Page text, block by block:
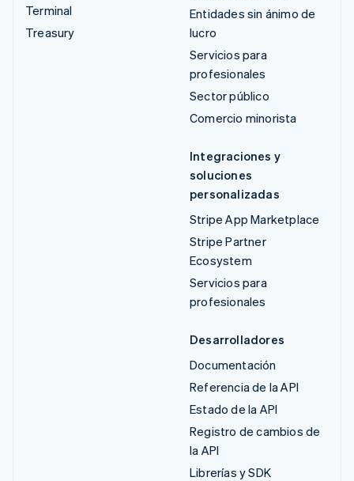
Terminal
Treasury
Entidades sin ánimo de
lucro
Servicios para
profesionales
Sector público
Comercio minorista
Integraciones y
soluciones
personalizadas
Stripe App Marketplace
Stripe Partner
Ecosystem
Servicios para
profesionales
Desarrolladores
Documentación
Referencia de la API
Estado de la API
Registro de cambios de
la API
Librerías y SDK